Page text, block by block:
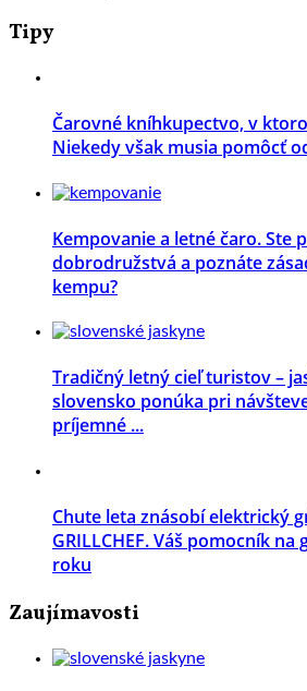
Tipy
Čarovné kníhkupectvo, v
Niekedy však musia pomôcť
Kempovanie a letné čaro. Ste
dobrodružstvá a poznáte
kempu?
Tradičný letný cieľ turistov –
slovensko ponúka pri
príjemné ...
Chute leta znásobí elektrický
GRILLCHEF. Váš pomocník
roku
Zaujímavosti